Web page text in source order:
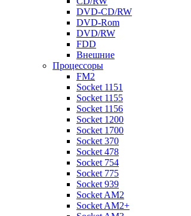
DVD-CD/RW
DVD-Rom
DVD/RW
FDD
Внешние
Процессоры
FM2
Socket 1151
Socket 1155
Socket 1156
Socket 1200
Socket 1700
Socket 370
Socket 478
Socket 754
Socket 775
Socket 939
Socket AM2
Socket AM2+